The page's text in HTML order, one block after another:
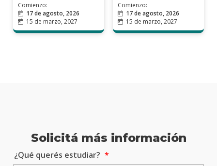
Comienzo:
17 de agosto, 2026
15 de marzo, 2027
Comienzo:
17 de agosto, 2026
15 de marzo, 2027
Solicitá más información
¿Qué querés estudiar?